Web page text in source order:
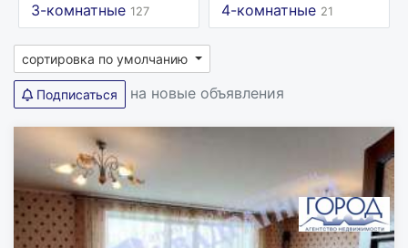
3-комнатные 127 4-комнатные 21
сортировка по умолчанию
Подписаться на новые объявления